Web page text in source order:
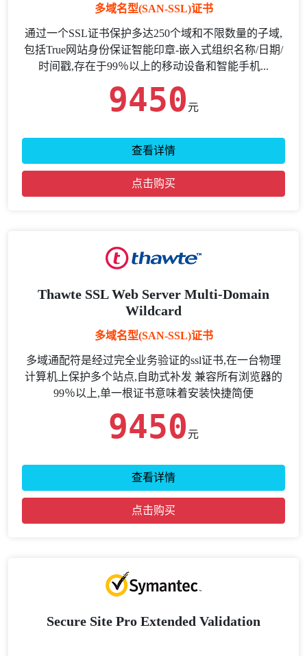
多域名型(SAN-SSL)证书
通过一个SSL证书保护多达250个域和不限数量的子域,
包括True网站身份保证智能印章-嵌入式组织名称/日期/
时间戳,存在于99％以上的移动设备和智能手机...
9450 元
查看详情
点击购买
Thawte SSL Web Server Multi-Domain
Wildcard
多域名型(SAN-SSL)证书
多域通配符是经过完全业务验证的ssl证书,在一台物理
计算机上保护多个站点,自助式补发 兼容所有浏览器的
99％以上,单一根证书意味着安装快捷简便
9450 元
查看详情
点击购买
Secure Site Pro Extended Validation